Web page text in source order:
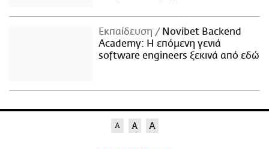
Εκπαίδευση
Novibet Backend
Academy: Η επόμενη γενιά
software engineers ξεκινά από εδώ